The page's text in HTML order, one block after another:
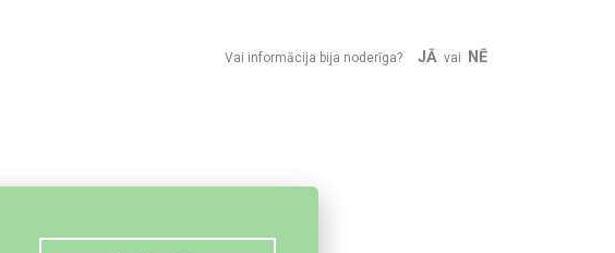
Vai informācija bija noderīga? JĀ vai NĒ